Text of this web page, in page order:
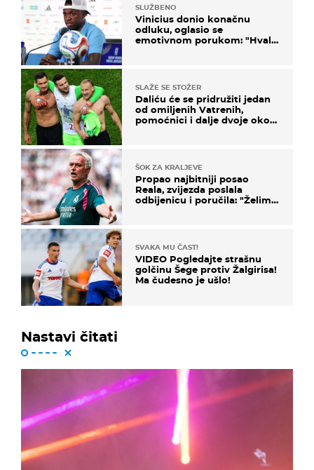
SLUŽBENO
Vinicius donio konačnu
odluku, oglasio se
emotivnom porukom: "Hvala
SLAŽE SE STOŽER
Daliću će se pridružiti jedan
od omiljenih Vatrenih,
pomoćnici i dalje dvoje oko
ŠOK ZA KRALJEVE
Propao najbitniji posao
Reala, zvijezda poslala
odbijenicu i poručila: "Želim
SVAKA MU ČAST!
VIDEO Pogledajte strašnu
golčinu Šege protiv Žalgirisa!
Ma čudesno je ušlo!
Nastavi čitati